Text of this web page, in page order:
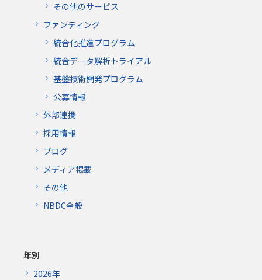
その他のサービス
ファンディング
統合化推進プログラム
統合データ解析トライアル
基盤技術開発プログラム
公募情報
外部連携
採用情報
ブログ
メディア掲載
その他
NBDC全般
年別
2026年